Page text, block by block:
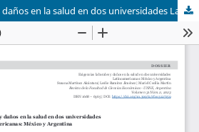
Exigencias laborales y daños en la salud en dos universidades Latinoamericanas: México y Argentina